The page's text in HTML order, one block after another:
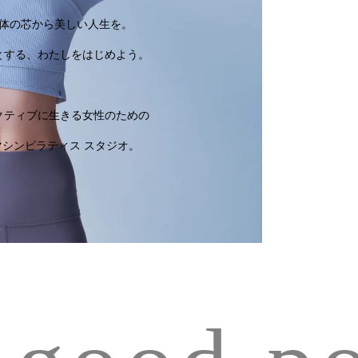
の芯から美しい人生を。
する、わたしをはじめよう。
ティブに生きる女性のための
シンピラティス スタジオ。